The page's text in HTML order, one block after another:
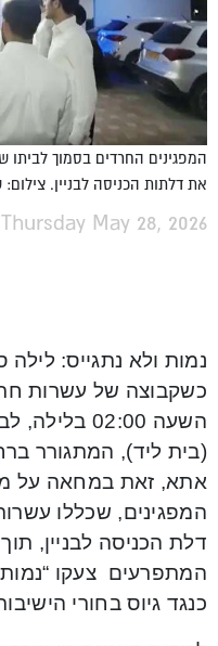
את דלתות הכניסה לבניין. צילום: שימוש לפי סעיף
Thursday May 28, 2026
נמות ולא נתגייס:
כשקבוצה של עשרות
(בית ליד), המתגורר
אתא, זאת במחאה על
המפגינים, שכללו
דלת הכניסה לבניין,
המתפרעים צעקו “נמות
כנגד גיוס בחורי